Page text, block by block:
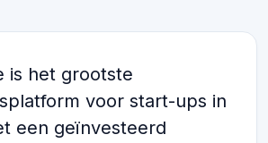
is het grootste
voor start-ups in
een geïnvesteerd